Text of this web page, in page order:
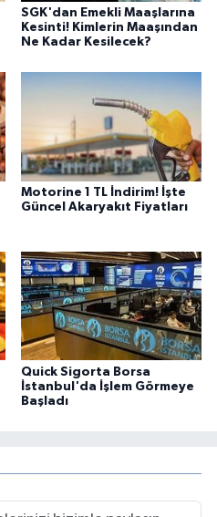
SGK'dan Emekli Maaşlarına
Kesinti! Kimlerin Maaşından
Ne Kadar Kesilecek?
Motorine 1 TL İndirim! İşte
Güncel Akaryakıt Fiyatları
Quick Sigorta Borsa
İstanbul'da İşlem Görmeye
Başladı